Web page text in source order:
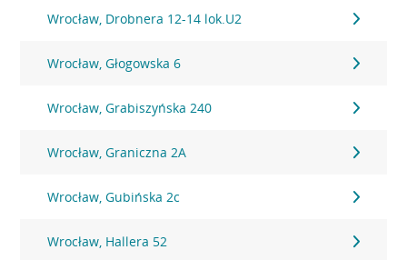
Wrocław, Drobnera 12-14 lok.U2
Wrocław, Głogowska 6
Wrocław, Grabiszyńska 240
Wrocław, Graniczna 2A
Wrocław, Gubińska 2c
Wrocław, Hallera 52